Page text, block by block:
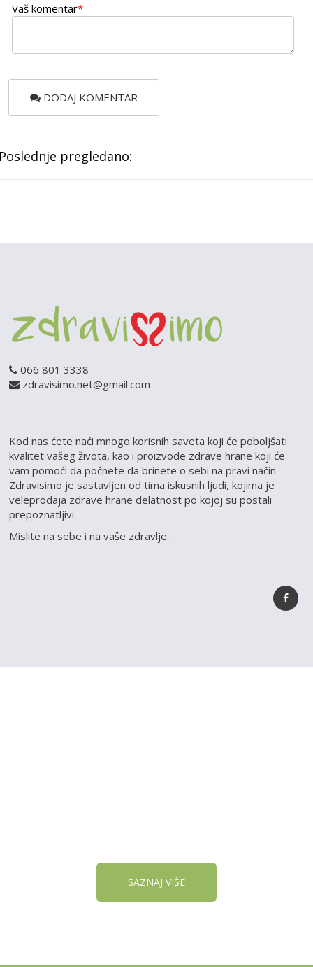
Vaš komentar*
DODAJ KOMENTAR
pregledano:
066 801 3338
zdravisimo.net@gmail.com
Kod nas ćete naći mnogo korisnih saveta koji će poboljšati
kvalitet vašeg života, kao i proizvode zdrave hrane koji će
vam pomoći da počnete da brinete o sebi na pravi način.
Zdravisimo je sastavljen od tima iskusnih ljudi, kojima je
veleprodaja zdrave hrane delatnost po kojoj su postali
prepoznatljivi.
Mislite na sebe i na vaše zdravlje.
SAZNAJ VIŠE